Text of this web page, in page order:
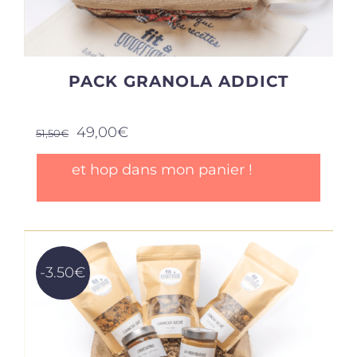
du
produit
PACK GRANOLA ADDICT
51,50€
Le
initial
était :
51,50€.
49,00€Le
actuel
49,00€.
et hop dans mon panier !
-3.50€